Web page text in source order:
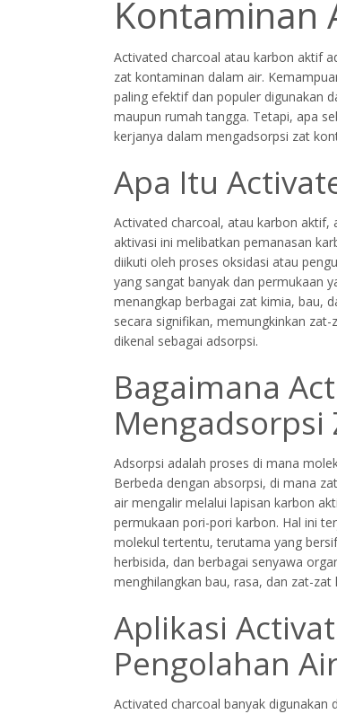
Kontaminan
Activated charcoal atau karbon aktif
zat kontaminan dalam air.
paling efektif dan populer digunakan
maupun rumah tangga. Tetapi, apa
kerjanya dalam mengadsorpsi zat
Apa Itu
Activated charcoal, atau karbon aktif,
aktivasi ini melibatkan pemanasan
diikuti oleh proses oksidasi atau
yang sangat banyak dan permukaan
menangkap berbagai zat kimia, bau,
secara signifikan, memungkinkan
dikenal sebagai adsorpsi.
Bagaimana
Mengadsorpsi
Adsorpsi adalah proses di mana
Berbeda dengan absorpsi, di mana
air mengalir melalui lapisan karbon
permukaan pori-pori karbon. Hal ini
molekul tertentu, terutama yang
herbisida, dan berbagai senyawa
menghilangkan bau, rasa, dan zat-zat
Aplikasi
Pengolahan
Activated charcoal banyak digunakan